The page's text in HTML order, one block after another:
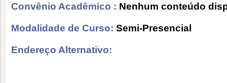
Convênio Acadêmico : Nenhum conteúdo
Modalidade de Curso: Semi-Presencial
Endereço Alternativo: